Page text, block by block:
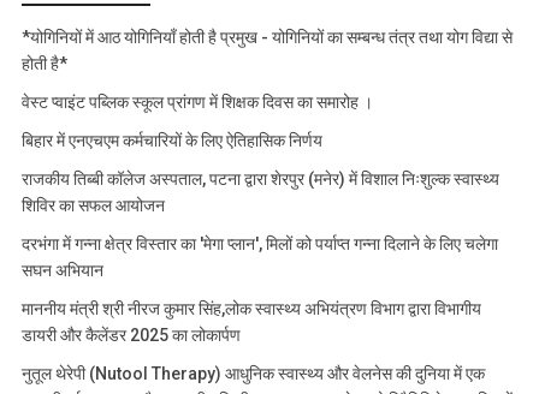
*योगिनियों में आठ योगिनियाँ होती है प्रमुख - योगिनियों का सम्बन्ध तंत्र तथा योग विद्या से
होती है*
वेस्ट प्वाइंट पब्लिक स्कूल प्रांगण में शिक्षक दिवस का समारोह ।
बिहार में एनएचएम कर्मचारियों के लिए ऐतिहासिक निर्णय
राजकीय तिब्बी कॉलेज अस्पताल, पटना द्वारा शेरपुर (मनेर) में विशाल निःशुल्क स्वास्थ्य
शिविर का सफल आयोजन
दरभंगा में गन्ना क्षेत्र विस्तार का 'मेगा प्लान', मिलों को पर्याप्त गन्ना दिलाने के लिए चलेगा
सघन अभियान
माननीय मंत्री श्री नीरज कुमार सिंह,लोक स्वास्थ्य अभियंत्रण विभाग द्वारा विभागीय
डायरी और कैलेंडर 2025 का लोकार्पण
नुतूल थेरेपी (Nutool Therapy) आधुनिक स्वास्थ्य और वेलनेस की दुनिया में एक